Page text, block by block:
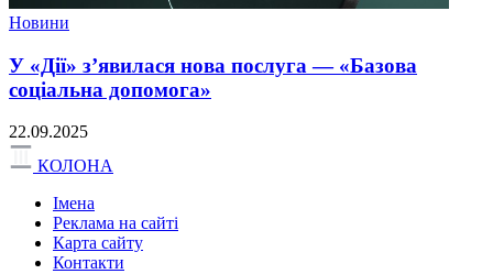
Новини
У «Дії» з’явилася нова послуга — «Базова
соціальна допомога»
22.09.2025
КОЛОНА
Імена
Реклама на сайті
Карта сайту
Контакти